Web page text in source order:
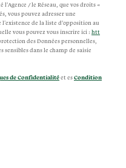
l'Agence / le Réseau, que vos droits «
vous pouvez adresser une
de la liste d'opposition au
vous pouvez vous inscrire ici : htt
des Données personnelles,
sensibles dans le champ de saisie
de Confidentialitéet esCondition